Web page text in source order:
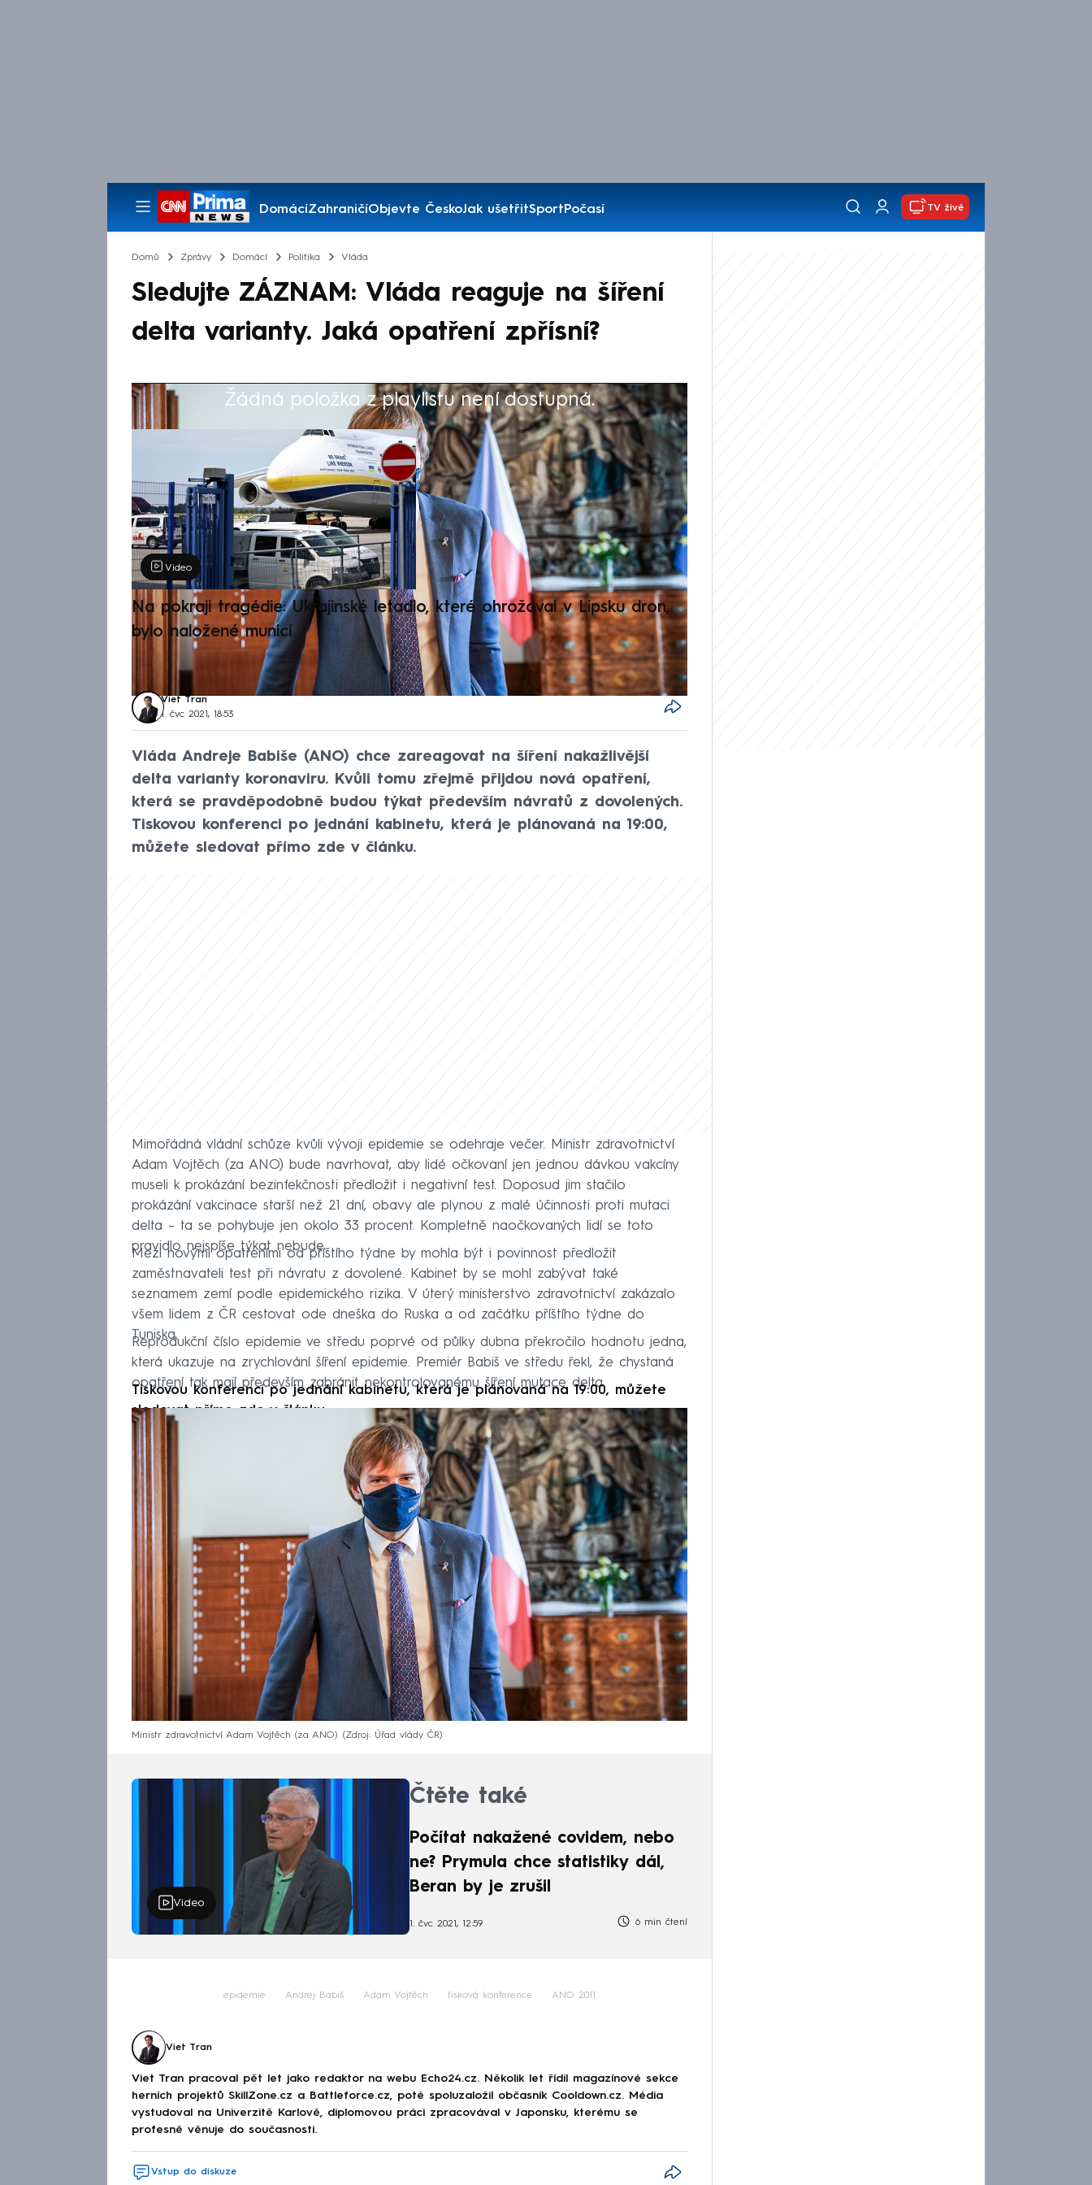
DomácíZahraničíObjevte ČeskoJak ušetřitSportPočasí
Pořady
TV živě
Domů Zprávy Domácí Politika Vláda
Sledujte ZÁZNAM: Vláda reaguje na šíření
delta varianty. Jaká opatření zpřísní?
Žádná položka z playlistu není dostupná.
Výběr redakce
Video
Na pokraji tragédie: Ukrajinské letadlo, které ohrožoval v Lipsku dron,
bylo naložené municí
Viet Tran
1. čvc 2021, 18:53
Vláda Andreje Babiše (ANO) chce zareagovat na šíření nakažlivější
delta varianty koronaviru. Kvůli tomu zřejmě přijdou nová opatření,
která se pravděpodobně budou týkat především návratů z dovolených.
Tiskovou konferenci po jednání kabinetu, která je plánovaná na 19:00,
můžete sledovat přímo zde v článku.
Mimořádná vládní schůze kvůli vývoji epidemie se odehraje večer. Ministr zdravotnictví
Adam Vojtěch (za ANO) bude navrhovat, aby lidé očkovaní jen jednou dávkou vakcíny
museli k prokázání bezinfekčnosti předložit i negativní test. Doposud jim stačilo
prokázání vakcinace starší než 21 dní, obavy ale plynou z malé účinnosti proti mutaci
delta – ta se pohybuje jen okolo 33 procent. Kompletně naočkovaných lidí se toto
pravidlo nejspíše týkat nebude.
Mezi novými opatřeními od příštího týdne by mohla být i povinnost předložit
zaměstnavateli test při návratu z dovolené. Kabinet by se mohl zabývat také
seznamem zemí podle epidemického rizika. V úterý ministerstvo zdravotnictví zakázalo
všem lidem z ČR cestovat ode dneška do Ruska a od začátku příštího týdne do
Tuniska.
Reprodukční číslo epidemie ve středu poprvé od půlky dubna překročilo hodnotu jedna,
která ukazuje na zrychlování šíření epidemie. Premiér Babiš ve středu řekl, že chystaná
opatření tak mají především zabránit nekontrolovanému šíření mutace delta.
Tiskovou konferenci po jednání kabinetu, která je plánovaná na 19:00, můžete
sledovat přímo zde v článku.
Ministr zdravotnictví Adam Vojtěch (za ANO) Zdroj: Úřad vlády ČR
Video
Čtěte také
Počítat nakažené covidem, nebo
ne? Prymula chce statistiky dál,
Beran by je zrušil
1. čvc 2021, 12:59 6 min čtení
epidemie Andrej Babiš Adam Vojtěch tisková konference ANO 2011
Viet Tran
Viet Tran pracoval pět let jako redaktor na webu Echo24.cz. Několik let řídil magazínové sekce
herních projektů SkillZone.cz a Battleforce.cz, poté spoluzaložil občasník Cooldown.cz. Média
vystudoval na Univerzitě Karlově, diplomovou práci zpracovával v Japonsku, kterému se
profesně věnuje do současnosti.
Vstup do diskuze